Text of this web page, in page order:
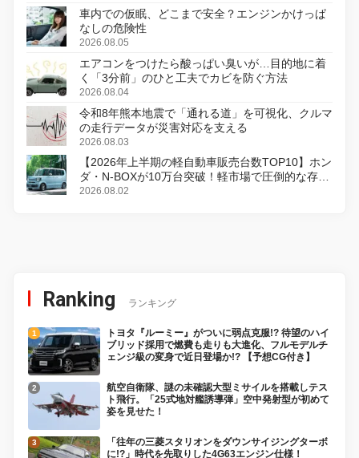
車内での仮眠、どこまで安全？エンジンかけっぱ
なしの危険性
2026.08.05
エアコンをつけたら酸っぱい臭いが…目的地に着
く「3分前」のひと工夫でカビを防ぐ方法
2026.08.04
令和8年熊本地震で「通れる道」を可視化、クルマ
の走行データが災害対応を支える
2026.08.03
【2026年上半期の軽自動車販売台数TOP10】ホン
ダ・N-BOXが10万台突破！軽市場で圧倒的な存在
感
2026.08.02
Ranking ランキング
トヨタ『ルーミー』がついに弱点克服!? 待望のハイ
ブリッド採用で燃費も走りも大進化、フルモデルチ
ェンジ級の変身で近日登場か!? 【予想CG付き】
航空自衛隊、謎の未確認大型ミサイルを搭載しテス
ト飛行。「25式地対艦誘導弾」空中発射型が初めて
姿を見せた！
「往年の三菱スタリオンをダウンサイジングターボ
に!?」時代を先取りした4G63エンジン仕様！